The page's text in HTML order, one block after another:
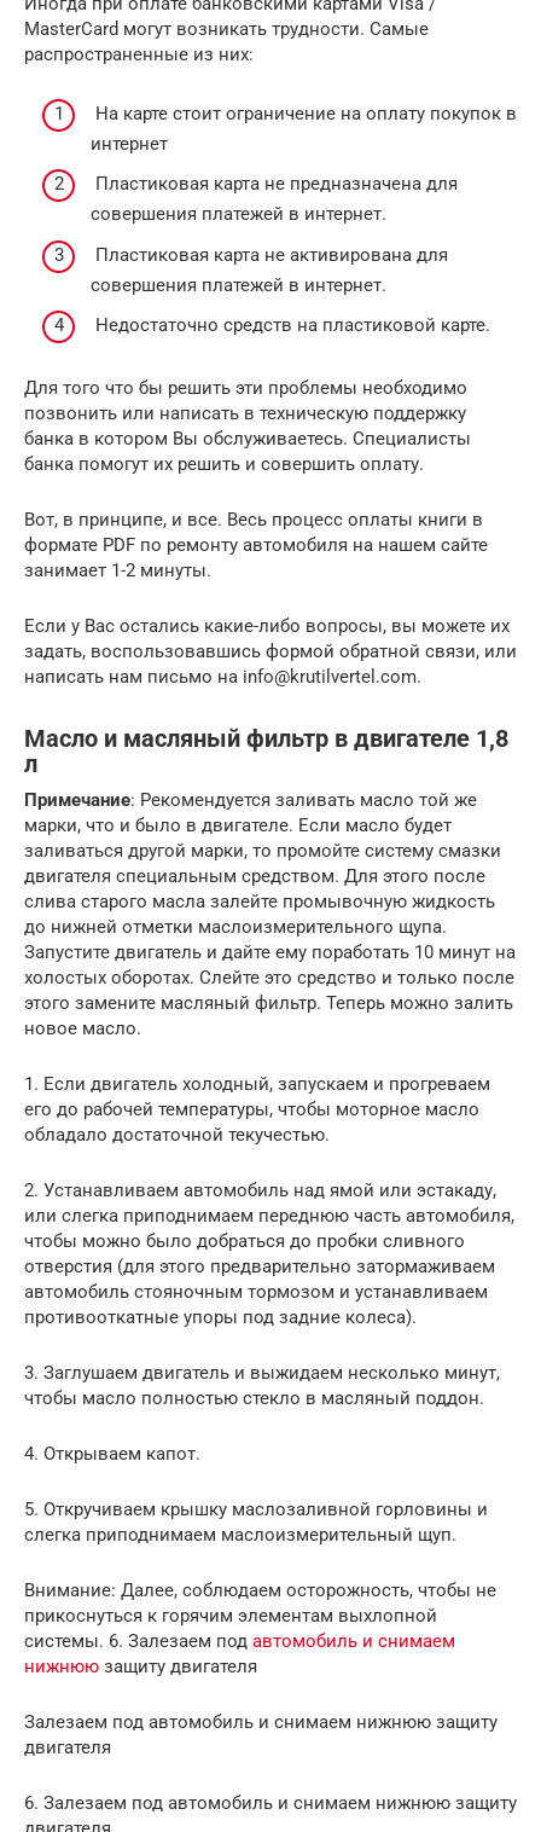
MasterCard могут возникать трудности. Самые
распространенные из них:
На карте стоит ограничение на оплату покупок в
интернет
Пластиковая карта не предназначена для
совершения платежей в интернет.
Пластиковая карта не активирована для
совершения платежей в интернет.
Недостаточно средств на пластиковой карте.
Для того что бы решить эти проблемы необходимо
позвонить или написать в техническую поддержку
банка в котором Вы обслуживаетесь. Специалисты
банка помогут их решить и совершить оплату.
Вот, в принципе, и все. Весь процесс оплаты книги в
формате PDF по ремонту автомобиля на нашем сайте
занимает 1-2 минуты.
Если у Вас остались какие-либо вопросы, вы можете их
задать, воспользовавшись формой обратной связи, или
написать нам письмо на info@krutilvertel.com.
Масло и масляный фильтр в двигателе 1,8
л
Примечание: Рекомендуется заливать масло той же
марки, что и было в двигателе. Если масло будет
заливаться другой марки, то промойте систему смазки
двигателя специальным средством. Для этого после
слива старого масла залейте промывочную жидкость
до нижней отметки маслоизмерительного щупа.
Запустите двигатель и дайте ему поработать 10 минут на
холостых оборотах. Слейте это средство и только после
этого замените масляный фильтр. Теперь можно залить
новое масло.
1. Если двигатель холодный, запускаем и прогреваем
его до рабочей температуры, чтобы моторное масло
обладало достаточной текучестью.
2. Устанавливаем автомобиль над ямой или эстакаду,
или слегка приподнимаем переднюю часть автомобиля,
чтобы можно было добраться до пробки сливного
отверстия (для этого предварительно затормаживаем
автомобиль стояночным тормозом и устанавливаем
противооткатные упоры под задние колеса).
3. Заглушаем двигатель и выжидаем несколько минут,
чтобы масло полностью стекло в масляный поддон.
4. Открываем капот.
5. Откручиваем крышку маслозаливной горловины и
слегка приподнимаем маслоизмерительный щуп.
Внимание: Далее, соблюдаем осторожность, чтобы не
прикоснуться к горячим элементам выхлопной
системы. 6. Залезаем под автомобиль и снимаем
нижнюю защиту двигателя
Залезаем под автомобиль и снимаем нижнюю защиту
двигателя
6. Залезаем под автомобиль и снимаем нижнюю защиту